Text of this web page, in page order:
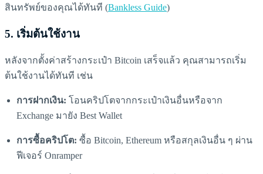
สินทรัพย์ของคุณได้ทันที (Bankless Guide)
5. เริ่มต้นใช้งาน
หลังจากตั้งค่าสร้างกระเป๋า Bitcoin เสร็จแล้ว คุณสามารถเริ่ม
ต้นใช้งานได้ทันที เช่น
การฝากเงิน: โอนคริปโตจากกระเป๋าเงินอื่นหรือจาก
Exchange มายัง Best Wallet
การซื้อคริปโต: ซื้อ Bitcoin, Ethereum หรือสกุลเงินอื่น ๆ ผ่าน
ฟีเจอร์ Onramper